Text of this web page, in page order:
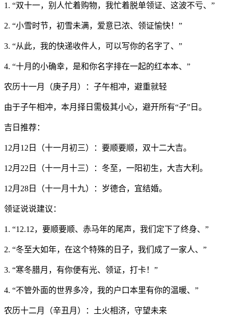
1. “双十一，别人忙着购物，我忙着脱单领证、这波不亏、”
2. “小雪时节，初雪未满，爱意已浓、领证愉快！”
3. “从此，我的快递收件人，可以写你的名字了、”
4. “十月的小确幸，是和你名字排在一起的红本本、”
农历十一月（庚子月）：子午相冲，避重就轻
由于子午相冲，本月择日需极其小心，避开所有“子”日。
吉日推荐：
12月12日（十一月初三）：要顺要顺，双十二大吉。
12月22日（十一月十三）：冬至，一阳初生，大吉大利。
12月28日（十一月十九）：岁德合，宜结婚。
领证说说建议：
1. “12.12，要顺要顺、赤马年的尾声，我们定下了终身、”
2. “冬至大如年，在这个特殊的日子，我们成了一家人、”
3. “寒冬腊月，有你便有光、领证，打卡！”
4. “不管外面的世界多冷，我的户口本里有你的温暖、”
农历十二月（辛丑月）：土火相济，守望未来